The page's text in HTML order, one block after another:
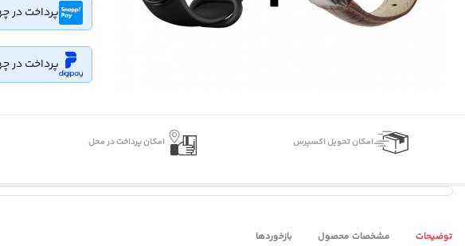
پرداخت در
پرداخت در
اﻣﮑﺎن ﺗﺤﻮﯾﻞ اﮐﺴﭙﺮس امکان پرداخت در محل
توضیحات مشخصات محصول بازخوردها